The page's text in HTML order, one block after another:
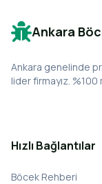
Ankara
Ankara genelinde
lider firmayız.
Hızlı Bağlantılar
Böcek Rehberi